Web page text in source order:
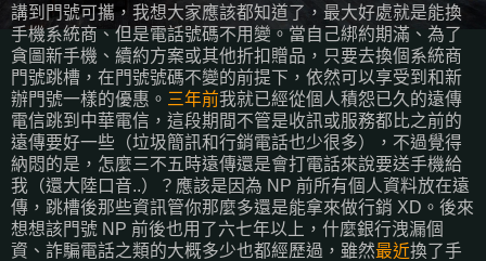
講到門號可攜，我想大家應該都知道了，最大好處就是能換
手機系統商、但是電話號碼不用變。當自己綁約期滿、為了
貪圖新手機、續約方案或其他折扣贈品，只要去換個系統商
門號跳槽，在門號號碼不變的前提下，依然可以享受到和新
辦門號一樣的優惠。 三年前我就已經從個人積怨已久的遠傳
電信跳到中華電信，這段期間不管是收訊或服務都比之前的
遠傳要好一些（垃圾簡訊和行銷電話也少很多），不過覺得
納悶的是，怎麼三不五時遠傳還是會打電話來說要送手機給
我（還大陸口音..）？應該是因為 NP 前所有個人資料放在遠
傳，跳槽後那些資訊管你那麼多還是能拿來做行銷 XD。後來
想想該門號 NP 前後也用了六七年以上，什麼銀行洩漏個
資、詐騙電話之類的大概多少也都經歷過，雖然最近換了手